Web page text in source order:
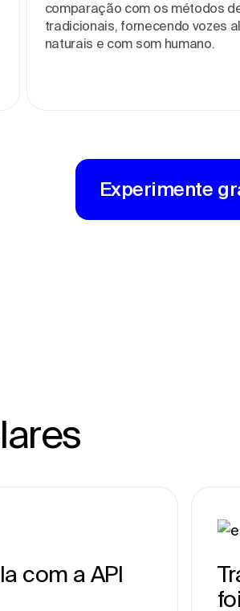
comparação com os métodos
tradicionais, fornecendo vozes
naturais e com som humano.
Experimente
com a API